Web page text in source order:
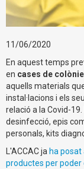
11/06/2020
En aquest temps
en cases de
aquells materials
instal·lacions i els
relació a la Covid-
desinfecció, epis
personals, kits
L'ACCAC ja ha posat
productes per